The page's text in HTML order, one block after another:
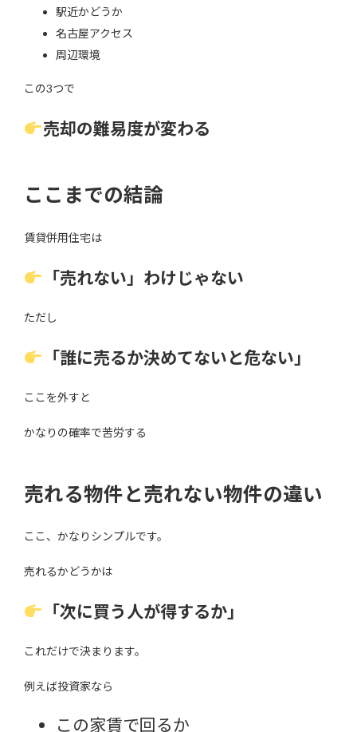
駅近かどうか
名古屋アクセス
周辺環境
この3つで
売却の難易度が変わる
ここまでの結論
賃貸併用住宅は
「売れない」わけじゃない
ただし
「誰に売るか決めてないと危ない」
ここを外すと
かなりの確率で苦労する
売れる物件と売れない物件の違い
ここ、かなりシンプルです。
売れるかどうかは
「次に買う人が得するか」
これだけで決まります。
例えば投資家なら
この家賃で回るか